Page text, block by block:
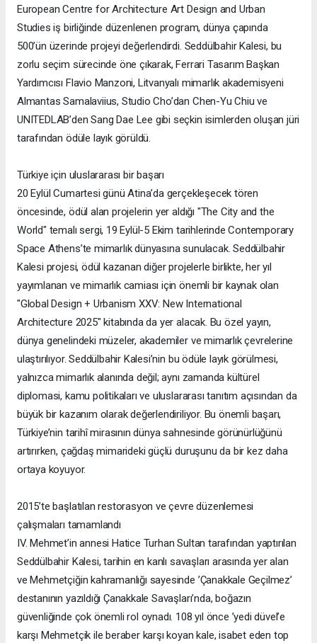
European Centre for Architecture Art Design and Urban
Studies iş birliğinde düzenlenen program, dünya çapında
500’ün üzerinde projeyi değerlendirdi. Seddülbahir Kalesi, bu
zorlu seçim sürecinde öne çıkarak, Ferrari Tasarım Başkan
Yardımcısı Flavio Manzoni, Litvanyalı mimarlık akademisyeni
Almantas Samalaviius, Studio Cho’dan Chen-Yu Chiu ve
UNITEDLAB’den Sang Dae Lee gibi seçkin isimlerden oluşan jüri
tarafından ödüle layık görüldü.
Türkiye için uluslararası bir başarı
20 Eylül Cumartesi günü Atina’da gerçekleşecek tören
öncesinde, ödül alan projelerin yer aldığı "The City and the
World" temalı sergi, 19 Eylül-5 Ekim tarihlerinde Contemporary
Space Athens’te mimarlık dünyasına sunulacak. Seddülbahir
Kalesi projesi, ödül kazanan diğer projelerle birlikte, her yıl
yayımlanan ve mimarlık camiası için önemli bir kaynak olan
"Global Design + Urbanism XXV: New International
Architecture 2025" kitabında da yer alacak. Bu özel yayın,
dünya genelindeki müzeler, akademiler ve mimarlık çevrelerine
ulaştırılıyor. Seddülbahir Kalesi’nin bu ödüle layık görülmesi,
yalnızca mimarlık alanında değil; aynı zamanda kültürel
diplomasi, kamu politikaları ve uluslararası tanıtım açısından da
büyük bir kazanım olarak değerlendiriliyor. Bu önemli başarı,
Türkiye’nin tarihî mirasının dünya sahnesinde görünürlüğünü
artırırken, çağdaş mimarideki güçlü duruşunu da bir kez daha
ortaya koyuyor.
2015’te başlatılan restorasyon ve çevre düzenlemesi
çalışmaları tamamlandı
IV. Mehmet’in annesi Hatice Turhan Sultan tarafından yaptırılan
Seddülbahir Kalesi, tarihin en kanlı savaşları arasında yer alan
ve Mehmetçiğin kahramanlığı sayesinde ’Çanakkale Geçilmez’
destanının yazıldığı Çanakkale Savaşları’nda, boğazın
güvenliğinde çok önemli rol oynadı. 108 yıl önce ’yedi düvel’e
karşı Mehmetçik ile beraber karşı koyan kale, isabet eden top